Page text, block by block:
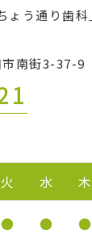
南街3-37-9
火 水 木
● ● ●